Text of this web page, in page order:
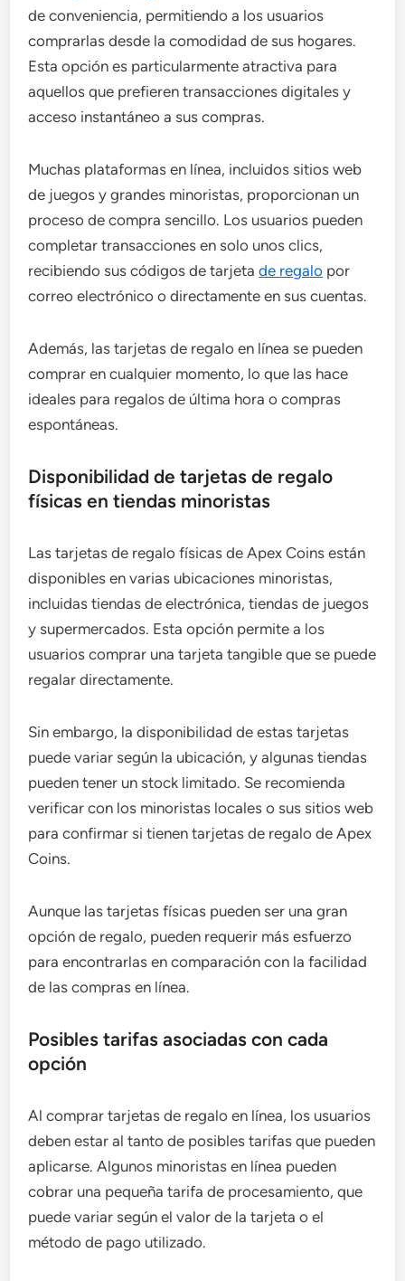
de conveniencia, permitiendo a los usuarios
comprarlas desde la comodidad de sus hogares.
Esta opción es particularmente atractiva para
aquellos que prefieren transacciones digitales y
acceso instantáneo a sus compras.
Muchas plataformas en línea, incluidos sitios web
de juegos y grandes minoristas, proporcionan un
proceso de compra sencillo. Los usuarios pueden
completar transacciones en solo unos clics,
recibiendo sus códigos de tarjetade regalo por
correo electrónico o directamente en sus cuentas.
Además, las tarjetas de regalo en línea se pueden
comprar en cualquier momento, lo que las hace
ideales para regalos de última hora o compras
espontáneas.
Disponibilidad de tarjetas de regalo
físicas en tiendas minoristas
Las tarjetas de regalo físicas de Apex Coins están
disponibles en varias ubicaciones minoristas,
incluidas tiendas de electrónica, tiendas de juegos
y supermercados. Esta opción permite a los
usuarios comprar una tarjeta tangible que se puede
regalar directamente.
Sin embargo, la disponibilidad de estas tarjetas
puede variar según la ubicación, y algunas tiendas
pueden tener un stock limitado. Se recomienda
verificar con los minoristas locales o sus sitios web
para confirmar si tienen tarjetas de regalo de Apex
Coins.
Aunque las tarjetas físicas pueden ser una gran
opción de regalo, pueden requerir más esfuerzo
para encontrarlas en comparación con la facilidad
de las compras en línea.
Posibles tarifas asociadas con cada
opción
Al comprar tarjetas de regalo en línea, los usuarios
deben estar al tanto de posibles tarifas que pueden
aplicarse. Algunos minoristas en línea pueden
cobrar una pequeña tarifa de procesamiento, que
puede variar según el valor de la tarjeta o el
método de pago utilizado.